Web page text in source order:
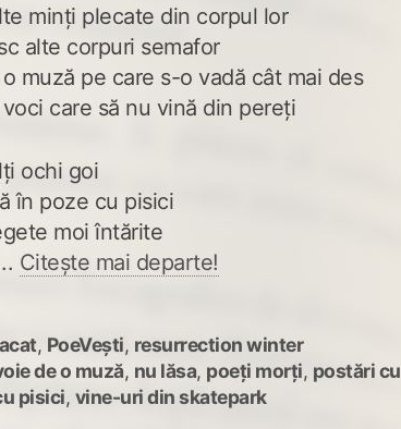
minți plecate din corpul lor
alte corpuri semafor
muză pe care s-o vadă cât mai des
care să nu vină din pereți
ochi goi
în poze cu pisici
moi întărite
Citește mai departe!
, PoeVești, resurrection winter
de o muză, nu lăsa, poeți morți, postări cu
pisici, vine-uri din skatepark